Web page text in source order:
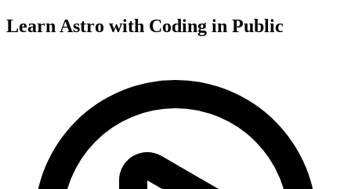
Learn Astro with Coding in Public